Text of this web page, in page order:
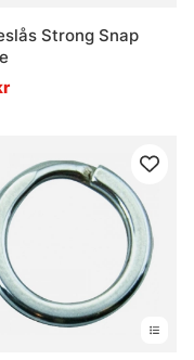
Strong Snap